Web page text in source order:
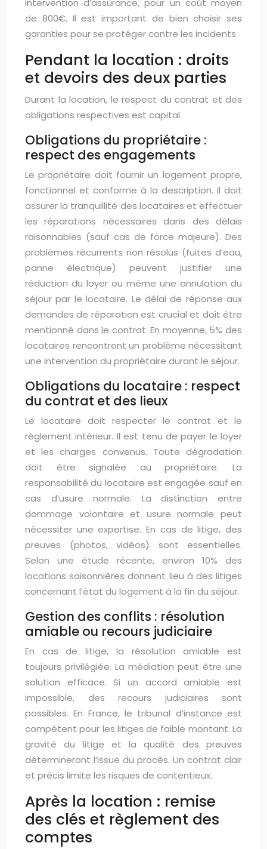
intervention d’assurance, pour un coût moyen
de 800€. Il est important de bien choisir ses
garanties pour se protéger contre les incidents.
Pendant la location : droits
et devoirs des deux parties
Durant la location, le respect du contrat et des
obligations respectives est capital.
Obligations du propriétaire :
respect des engagements
Le propriétaire doit fournir un logement propre,
fonctionnel et conforme à la description. Il doit
assurer la tranquillité des locataires et effectuer
les réparations nécessaires dans des délais
raisonnables (sauf cas de force majeure). Des
problèmes récurrents non résolus (fuites d’eau,
panne électrique) peuvent justifier une
réduction du loyer ou même une annulation du
séjour par le locataire. Le délai de réponse aux
demandes de réparation est crucial et doit être
mentionné dans le contrat. En moyenne, 5% des
locataires rencontrent un problème nécessitant
une intervention du propriétaire durant le séjour.
Obligations du locataire : respect
du contrat et des lieux
Le locataire doit respecter le contrat et le
règlement intérieur. Il est tenu de payer le loyer
et les charges convenus. Toute dégradation
doit être signalée au propriétaire. La
responsabilité du locataire est engagée sauf en
cas d’usure normale. La distinction entre
dommage volontaire et usure normale peut
nécessiter une expertise. En cas de litige, des
preuves (photos, vidéos) sont essentielles.
Selon une étude récente, environ 10% des
locations saisonnières donnent lieu à des litiges
concernant l’état du logement à la fin du séjour.
Gestion des conflits : résolution
amiable ou recours judiciaire
En cas de litige, la résolution amiable est
toujours privilégiée. La médiation peut être une
solution efficace. Si un accord amiable est
impossible, des recours judiciaires sont
possibles. En France, le tribunal d’instance est
compétent pour les litiges de faible montant. La
gravité du litige et la qualité des preuves
détermineront l’issue du procès. Un contrat clair
et précis limite les risques de contentieux.
Après la location : remise
des clés et règlement des
comptes